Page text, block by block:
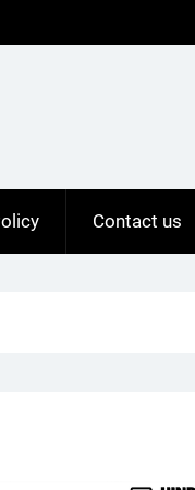
Contact us